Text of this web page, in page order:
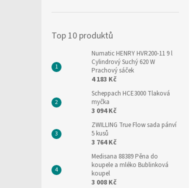
Top 10 produktů
Numatic HENRY HVR200-11 9 l
Cylindrový Suchý 620 W
Prachový sáček
4 183 Kč
Scheppach HCE3000 Tlaková
myčka
3 094 Kč
ZWILLING True Flow sada pánví
5 kusů
3 764 Kč
Medisana 88389 Pěna do
koupele a mléko Bublinková
koupel
3 008 Kč